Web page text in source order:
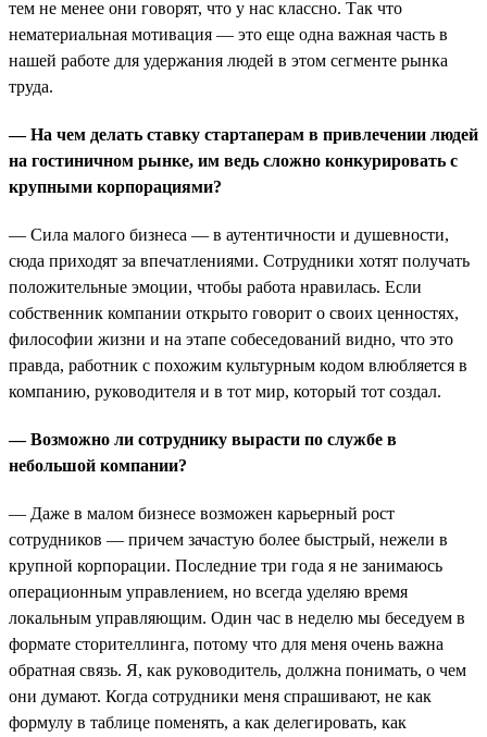
тем не менее они говорят, что у нас классно. Так что
нематериальная мотивация — это еще одна важная часть в
нашей работе для удержания людей в этом сегменте рынка
труда.
— На чем делать ставку стартаперам в привлечении людей
на гостиничном рынке, им ведь сложно конкурировать с
крупными корпорациями?
— Сила малого бизнеса — в аутентичности и душевности,
сюда приходят за впечатлениями. Сотрудники хотят получать
положительные эмоции, чтобы работа нравилась. Если
собственник компании открыто говорит о своих ценностях,
философии жизни и на этапе собеседований видно, что это
правда, работник с похожим культурным кодом влюбляется в
компанию, руководителя и в тот мир, который тот создал.
— Возможно ли сотруднику вырасти по службе в
небольшой компании?
— Даже в малом бизнесе возможен карьерный рост
сотрудников — причем зачастую более быстрый, нежели в
крупной корпорации. Последние три года я не занимаюсь
операционным управлением, но всегда уделяю время
локальным управляющим. Один час в неделю мы беседуем в
формате сторителлинга, потому что для меня очень важна
обратная связь. Я, как руководитель, должна понимать, о чем
они думают. Когда сотрудники меня спрашивают, не как
формулу в таблице поменять, а как делегировать, как